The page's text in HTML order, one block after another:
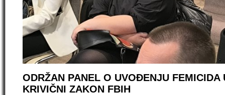
ODRŽAN PANEL O UVOĐENJU
KRIVIČNI ZAKON FBIH